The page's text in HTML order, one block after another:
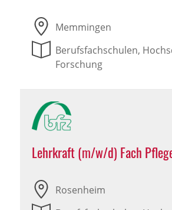
Memmingen
Berufsfachschulen,
Forschung
Lehrkraft (m/w/d) Fach
Rosenheim